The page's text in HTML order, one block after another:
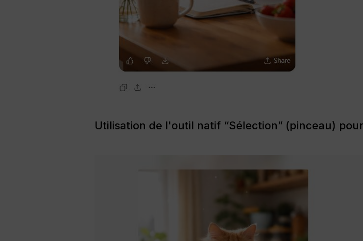
Utilisation de l'outil natif “Sélection” (pinceau)